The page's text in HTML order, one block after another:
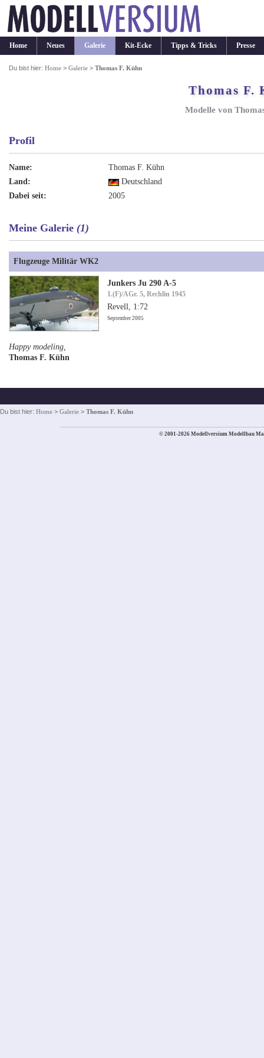
Home Neues Galerie Kit-Ecke Tipps & Tricks Presse
Du bist hier:Home >Galerie >Thomas F. Kühn
Thomas F.
Modelle von
Profil
Name:
Thomas F. Kühn
Land:
Deutschland
Dabei seit:
2005
Meine Galerie (1)
Flugzeuge Militär WK2
Junkers Ju 290 A-5
1.(F)/AGr. 5, Rechlin 1945
Revell, 1:72
September 2005
Happy modeling,
Thomas F. Kühn
Du bist hier: Home > Galerie > Thomas F. Kühn
© 2001-2026 Modellversium Modellbau